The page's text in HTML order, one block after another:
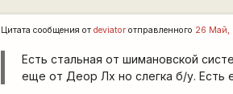
Цитата сообщения отdeviator отправленного 26 Май,
Есть стальная от шимановской
еще от Деор Лх но слегка б/у. Есть